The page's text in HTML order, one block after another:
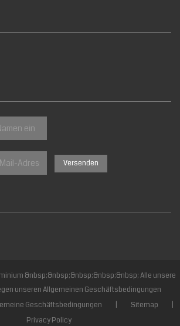
&nbsp;&nbsp;&nbsp;&nbsp;&nbsp; Alle unsere
unseren Allgemeinen Geschäftsbedingungen
Geschäftsbedingungen Sitemap
Privacy Policy